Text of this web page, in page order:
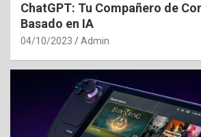
ChatGPT: Tu Compañero de
Basado en IA
04/10/2023 Admin